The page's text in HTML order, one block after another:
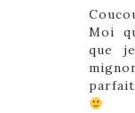
Moi
que